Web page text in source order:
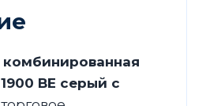
1900 ВЕ серый с